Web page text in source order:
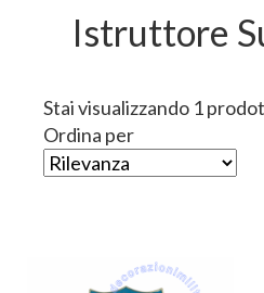
Istruttore
Stai visualizzando 1
Ordina per